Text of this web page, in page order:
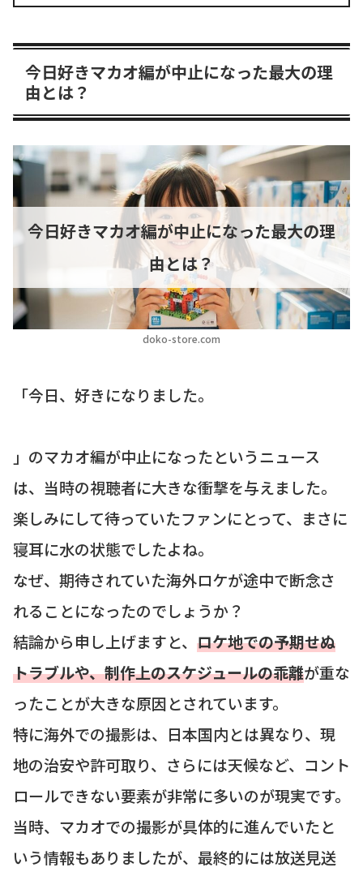
今日好きマカオ編が中止になった最大の理
由とは？
doko-store.com
今日好きマカオ編が中止になった最大の理
由とは？
「今日、好きになりました。
」のマカオ編が中止になったというニュース
は、当時の視聴者に大きな衝撃を与えました。
楽しみにして待っていたファンにとって、まさに
寝耳に水の状態でしたよね。
なぜ、期待されていた海外ロケが途中で断念さ
れることになったのでしょうか？
結論から申し上げますと、 ロケ地での予期せぬ
トラブルや、制作上のスケジュールの乖離が重な
ったことが大きな原因とされています。
特に海外での撮影は、日本国内とは異なり、現
地の治安や許可取り、さらには天候など、コント
ロールできない要素が非常に多いのが現実です。
当時、マカオでの撮影が具体的に進んでいたと
いう情報もありましたが、最終的には放送見送